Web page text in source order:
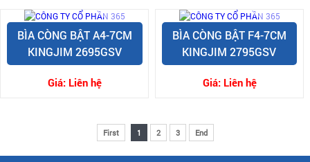
BÌA CÒNG BẬT A4-7CM
KINGJIM 2695GSV
Giá: Liên hệ
BÌA CÒNG BẬT F4-7CM
KINGJIM 2795GSV
Giá: Liên hệ
First 1 2 3 End